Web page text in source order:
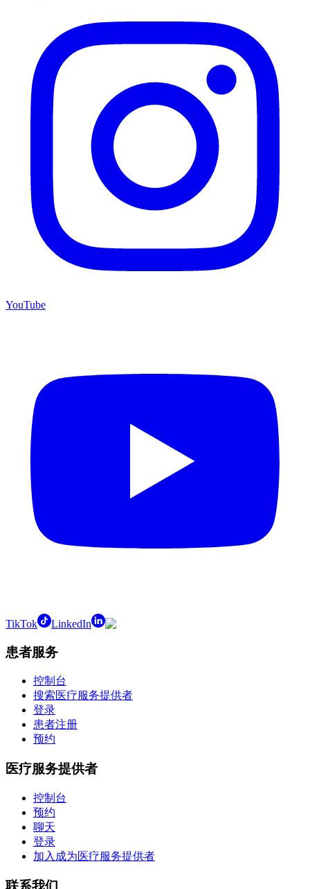
YouTube
TikTok LinkedIn
患者服务
控制台
搜索医疗服务提供者
登录
患者注册
预约
医疗服务提供者
控制台
预约
聊天
登录
加入成为医疗服务提供者
联系我们